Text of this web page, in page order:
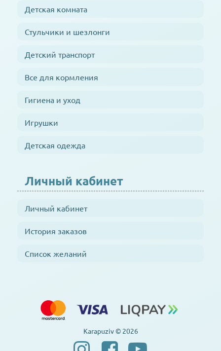
Детская комната
Стульчики и шезлонги
Детский транспорт
Все для кормления
Гигиена и уход
Игрушки
Детская одежда
Личный кабинет
Личный кабинет
История заказов
Список желаний
Karapuziv © 2026